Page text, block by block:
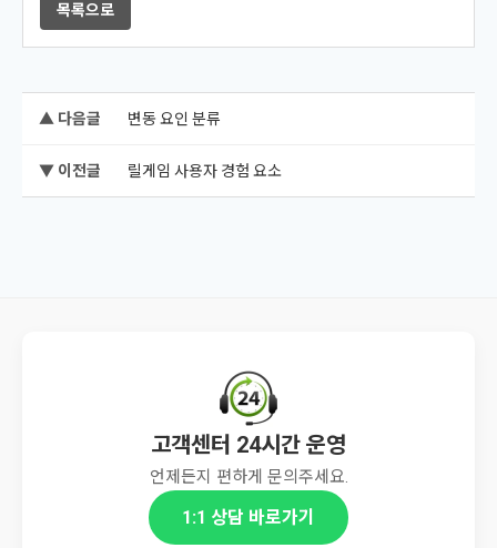
목록으로
▲ 다음글 변동 요인 분류
▼ 이전글 릴게임 사용자 경험 요소
고객센터 24시간 운영
언제든지 편하게 문의주세요.
1:1 상담 바로가기